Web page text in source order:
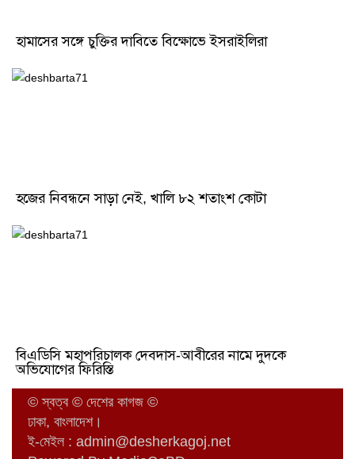
হামাসের সঙ্গে চুক্তির দাবিতে বিক্ষোভে ইসরাইলিরা
হজের নিবন্ধনে সাড়া নেই, খালি ৮২ শতাংশ কোটা
বিএডিসি মহাপরিচালক দেবদাস-আবীরের নামে দুদকে
অভিযোগের ফিরিস্তি
© স্বত্ব © দেশের কাগজ ©
ঢাকা, বাংলাদেশ।
ই-মেইল : admin@desherkagoj.net